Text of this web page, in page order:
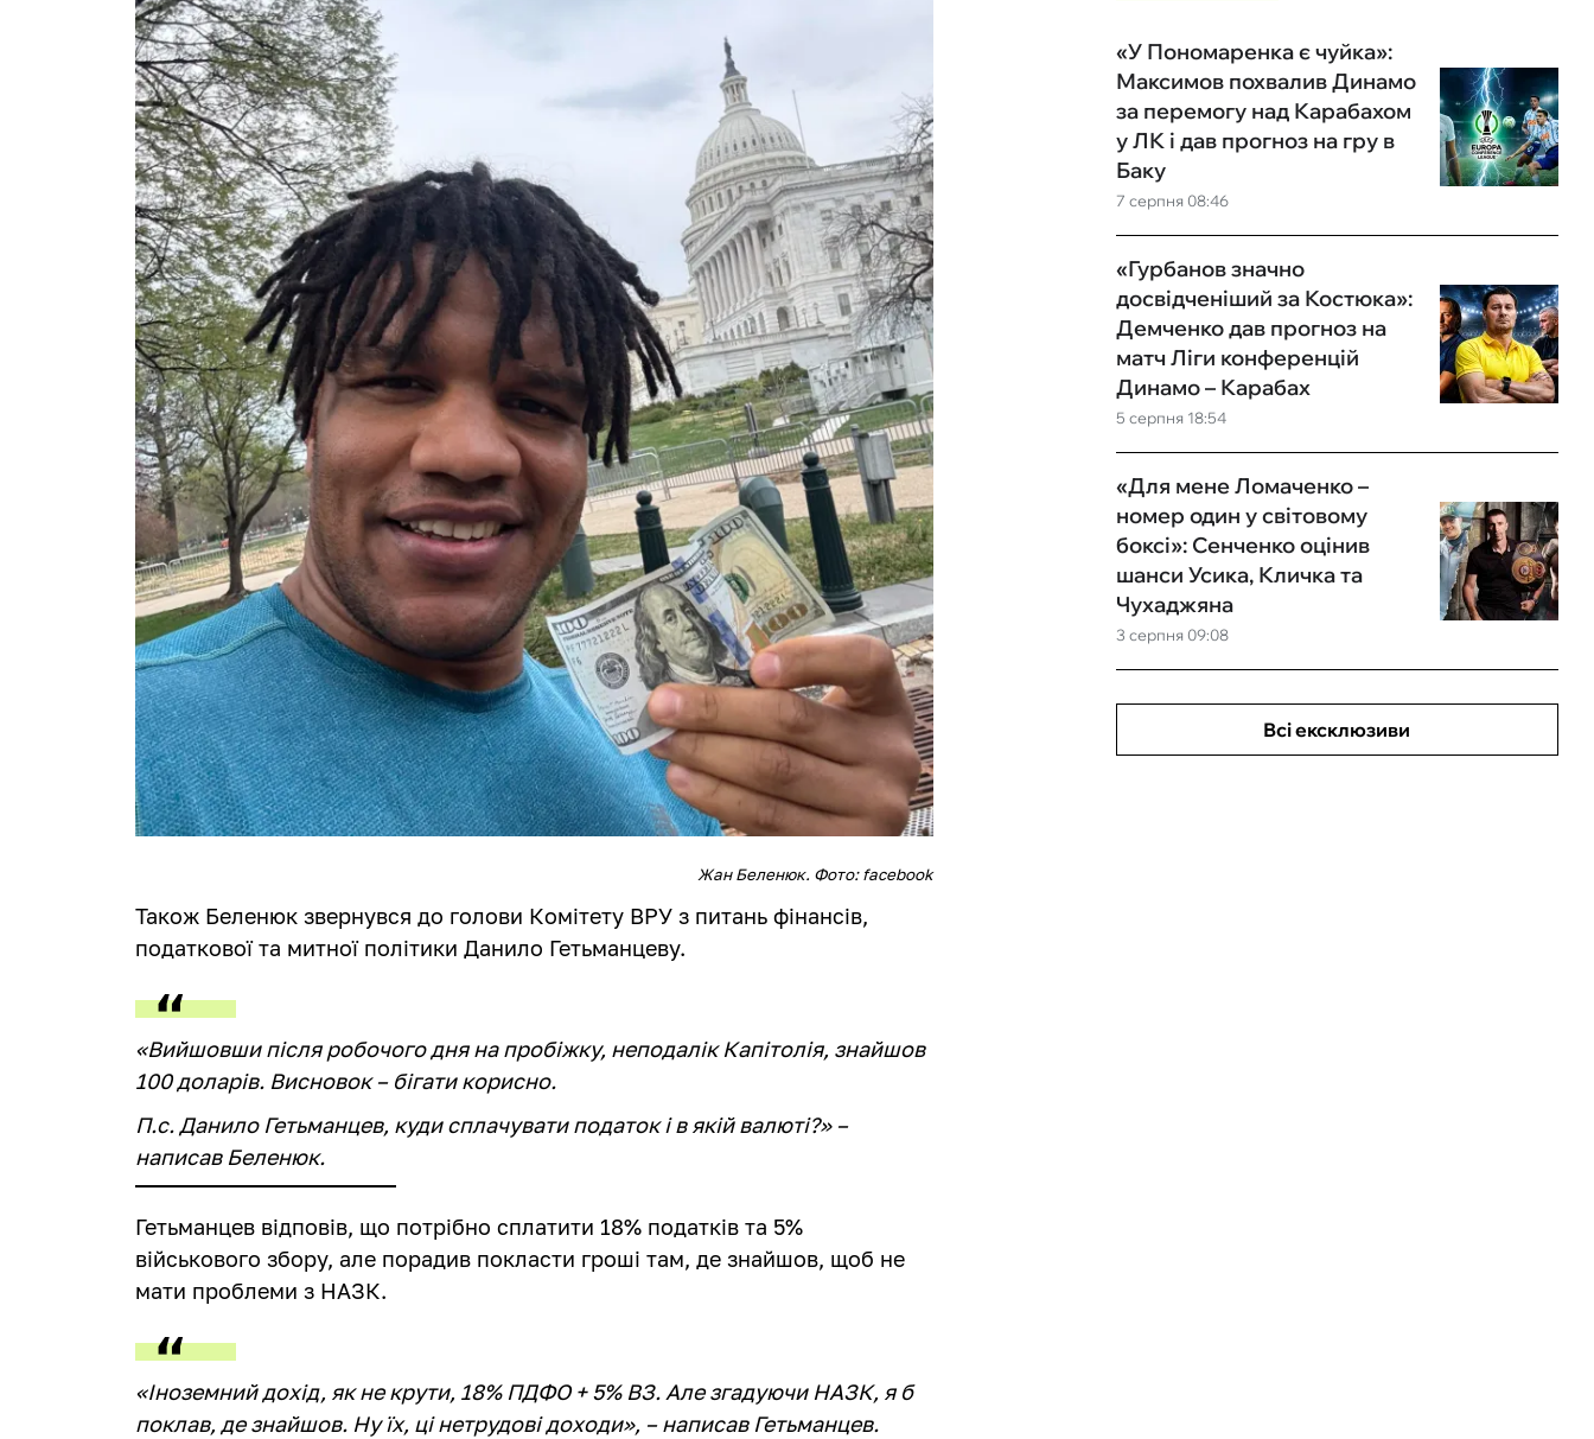
Жан Беленюк. Фото: facebook
Також Беленюк звернувся до голови Комітету ВРУ з питань фінансів,
податкової та митної політики Данило Гетьманцеву.
«Вийшовши після робочого дня на пробіжку, неподалік Капітолія, знайшов
100 доларів. Висновок – бігати корисно.
П.с. Данило Гетьманцев, куди сплачувати податок і в якій валюті?» –
написав Беленюк.
Гетьманцев відповів, що потрібно сплатити 18% податків та 5%
військового збору, але порадив покласти гроші там, де знайшов, щоб не
мати проблеми з НАЗК.
«Іноземний дохід, як не крути, 18% ПДФО + 5% ВЗ. Але згадуючи НАЗК, я б
поклав, де знайшов. Ну їх, ці нетрудові доходи», – написав Гетьманцев.
7 серпня 08:46
«У Пономаренка є чуйка»:
Максимов похвалив Динамо
за перемогу над Карабахом
у ЛК і дав прогноз на гру в
Баку
5 серпня 18:54
«Гурбанов значно
досвідченіший за Костюка»:
Демченко дав прогноз на
матч Ліги конференцій
Динамо – Карабах
3 серпня 09:08
«Для мене Ломаченко –
номер один у світовому
боксі»: Сенченко оцінив
шанси Усика, Кличка та
Чухаджяна
Всі ексклюзиви